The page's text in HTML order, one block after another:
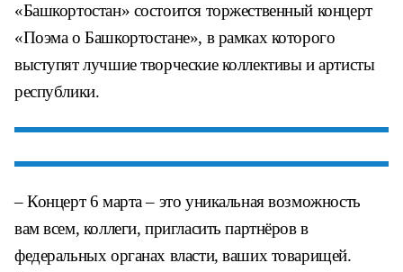
«Башкортостан» состоится торжественный концерт
«Поэма о Башкортостане», в рамках которого
выступят лучшие творческие коллективы и артисты
республики.
– Концерт 6 марта – это уникальная возможность
вам всем, коллеги, пригласить партнёров в
федеральных органах власти, ваших товарищей.